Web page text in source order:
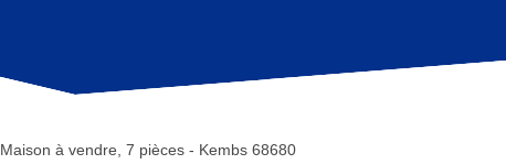
Maison à vendre, 7 pièces - Kembs 68680